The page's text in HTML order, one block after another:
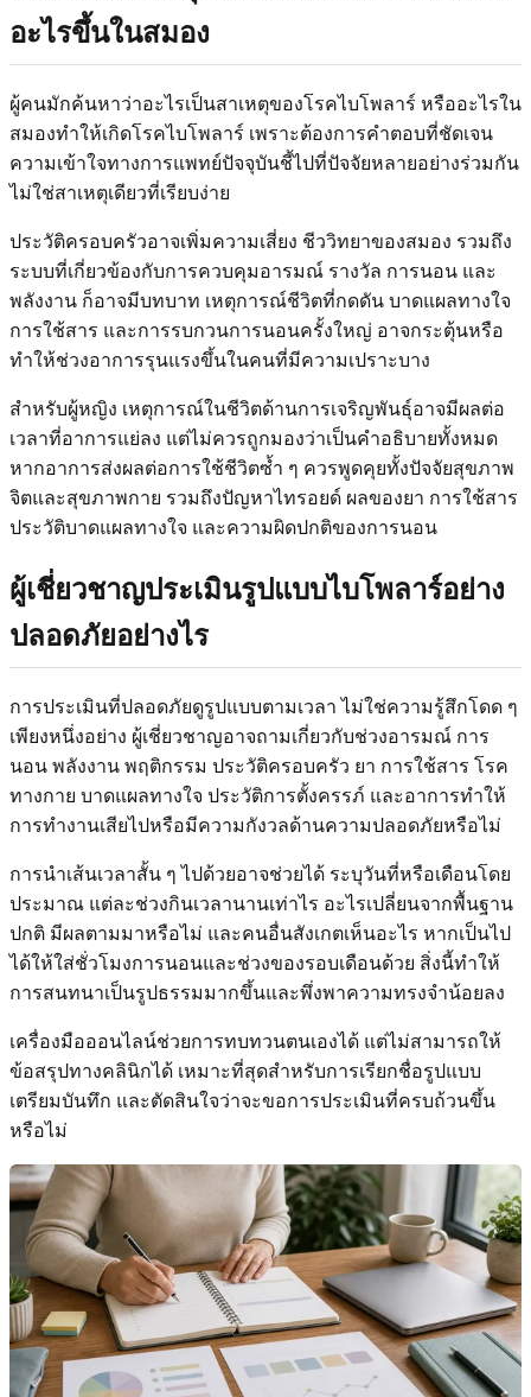
อะไรขึ้นในสมอง
ผู้คนมักค้นหาว่าอะไรเป็นสาเหตุของโรคไบโพลาร์ หรืออะไรใน
สมองทำให้เกิดโรคไบโพลาร์ เพราะต้องการคำตอบที่ชัดเจน
ความเข้าใจทางการแพทย์ปัจจุบันชี้ไปที่ปัจจัยหลายอย่างร่วมกัน
ไม่ใช่สาเหตุเดียวที่เรียบง่าย
ประวัติครอบครัวอาจเพิ่มความเสี่ยง ชีววิทยาของสมอง รวมถึง
ระบบที่เกี่ยวข้องกับการควบคุมอารมณ์ รางวัล การนอน และ
พลังงาน ก็อาจมีบทบาท เหตุการณ์ชีวิตที่กดดัน บาดแผลทางใจ
การใช้สาร และการรบกวนการนอนครั้งใหญ่ อาจกระตุ้นหรือ
ทำให้ช่วงอาการรุนแรงขึ้นในคนที่มีความเปราะบาง
สำหรับผู้หญิง เหตุการณ์ในชีวิตด้านการเจริญพันธุ์อาจมีผลต่อ
เวลาที่อาการแย่ลง แต่ไม่ควรถูกมองว่าเป็นคำอธิบายทั้งหมด
หากอาการส่งผลต่อการใช้ชีวิตซ้ำ ๆ ควรพูดคุยทั้งปัจจัยสุขภาพ
จิตและสุขภาพกาย รวมถึงปัญหาไทรอยด์ ผลของยา การใช้สาร
ประวัติบาดแผลทางใจ และความผิดปกติของการนอน
ผู้เชี่ยวชาญประเมินรูปแบบไบโพลาร์อย่าง
ปลอดภัยอย่างไร
การประเมินที่ปลอดภัยดูรูปแบบตามเวลา ไม่ใช่ความรู้สึกโดด ๆ
เพียงหนึ่งอย่าง ผู้เชี่ยวชาญอาจถามเกี่ยวกับช่วงอารมณ์ การ
นอน พลังงาน พฤติกรรม ประวัติครอบครัว ยา การใช้สาร โรค
ทางกาย บาดแผลทางใจ ประวัติการตั้งครรภ์ และอาการทำให้
การทำงานเสียไปหรือมีความกังวลด้านความปลอดภัยหรือไม่
การนำเส้นเวลาสั้น ๆ ไปด้วยอาจช่วยได้ ระบุวันที่หรือเดือนโดย
ประมาณ แต่ละช่วงกินเวลานานเท่าไร อะไรเปลี่ยนจากพื้นฐาน
ปกติ มีผลตามมาหรือไม่ และคนอื่นสังเกตเห็นอะไร หากเป็นไป
ได้ให้ใส่ชั่วโมงการนอนและช่วงของรอบเดือนด้วย สิ่งนี้ทำให้
การสนทนาเป็นรูปธรรมมากขึ้นและพึ่งพาความทรงจำน้อยลง
เครื่องมือออนไลน์ช่วยการทบทวนตนเองได้ แต่ไม่สามารถให้
ข้อสรุปทางคลินิกได้ เหมาะที่สุดสำหรับการเรียกชื่อรูปแบบ
เตรียมบันทึก และตัดสินใจว่าจะขอการประเมินที่ครบถ้วนขึ้น
หรือไม่